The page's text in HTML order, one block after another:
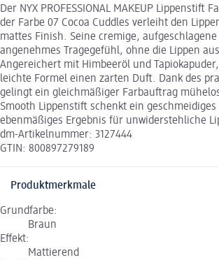
Der NYX PROFESSIONAL MAKEUP Lippenstift
der Farbe 07 Cocoa Cuddles verleiht den
mattes Finish. Seine cremige,
angenehmes Tragegefühl, ohne die Lippen
Angereichert mit Himbeeröl und
leichte Formel einen zarten Duft. Dank des
gelingt ein gleichmäßiger Farbauftrag
Smooth Lippenstift schenkt ein
ebenmäßiges Ergebnis für unwiderstehliche
dm-Artikelnummer: 3127444
GTIN: 800897279189
Produktmerkmale
Grundfarbe:
Braun
Effekt:
Mattierend